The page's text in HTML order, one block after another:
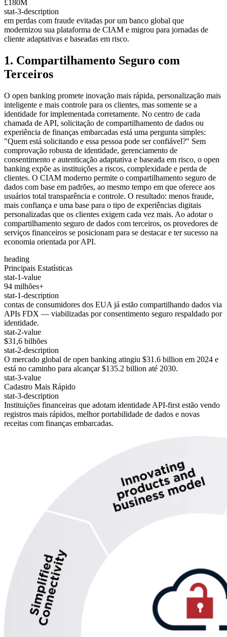
£180M
stat-3-description
em perdas com fraude evitadas por um banco global que
modernizou sua plataforma de CIAM e migrou para jornadas de
cliente adaptativas e baseadas em risco.
1. Compartilhamento Seguro com
Terceiros
O open banking promete inovação mais rápida, personalização mais
inteligente e mais controle para os clientes, mas somente se a
identidade for implementada corretamente. No centro de cada
chamada de API, solicitação de compartilhamento de dados ou
experiência de finanças embarcadas está uma pergunta simples:
"Quem está solicitando e essa pessoa pode ser confiável?" Sem
comprovação robusta de identidade, gerenciamento de
consentimento e autenticação adaptativa e baseada em risco, o open
banking expõe as instituições a riscos, complexidade e perda de
clientes. O CIAM moderno permite o compartilhamento seguro de
dados com base em padrões, ao mesmo tempo em que oferece aos
usuários total transparência e controle. O resultado: menos fraude,
mais confiança e uma base para o tipo de experiências digitais
personalizadas que os clientes exigem cada vez mais. Ao adotar o
compartilhamento seguro de dados com terceiros, os provedores de
serviços financeiros se posicionam para se destacar e ter sucesso na
economia orientada por API.
heading
Principais Estatísticas
stat-1-value
94 milhões+
stat-1-description
contas de consumidores dos EUA já estão compartilhando dados via
APIs FDX — viabilizadas por consentimento seguro respaldado por
identidade.
stat-2-value
$31,6 bilhões
stat-2-description
O mercado global de open banking atingiu $31.6 billion em 2024 e
está no caminho para alcançar $135.2 billion até 2030.
stat-3-value
Cadastro Mais Rápido
stat-3-description
Instituições financeiras que adotam identidade API-first estão vendo
registros mais rápidos, melhor portabilidade de dados e novas
receitas com finanças embarcadas.